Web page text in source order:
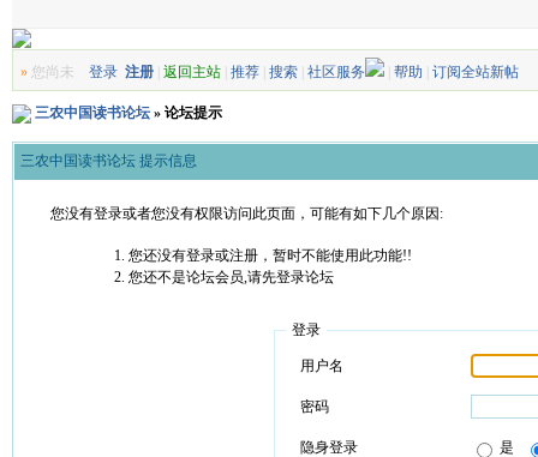
»您尚未 登录 注册| 返回主站| 推荐| 搜索| 社区服务 | 帮助 订阅全站新帖
三农中国读书论坛» 论坛提示
三农中国读书论坛 提示信息
您没有登录或者您没有权限访问此页面，可能有如下几个原因:
您还没有登录或注册，暂时不能使用此功能!!
您还不是论坛会员,请先登录论坛
登录
用户名
密码
隐身登录 是